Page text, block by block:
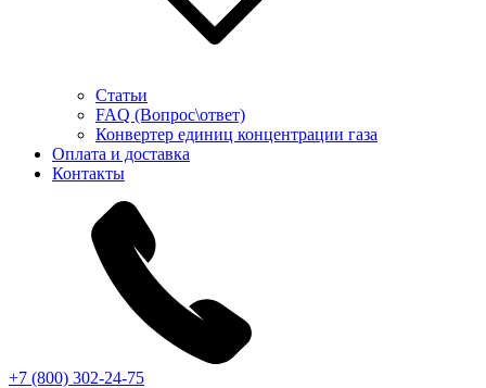
Статьи
FAQ (Вопрос\ответ)
Конвертер единиц концентрации газа
Оплата и доставка
Контакты
+7 (800) 302-24-75